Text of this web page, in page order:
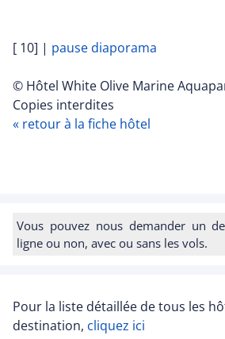
[ 10] | pause diaporama
© Hôtel White Olive Marine
Copies interdites
« retour à la fiche hôtel
Vous pouvez nous demander un
ligne ou non, avec ou sans les vols.
Pour la liste détaillée de tous les
destination, cliquez ici